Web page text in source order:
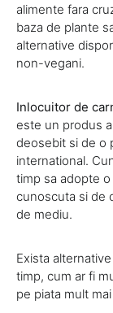
alimente fara
baza de plante
alternative
non-vegani.
Inlocuitor de
este un produs
deosebit si de o
international.
timp sa adopte
cunoscuta si de
de mediu.
Exista
timp, cum ar fi
pe piata mult